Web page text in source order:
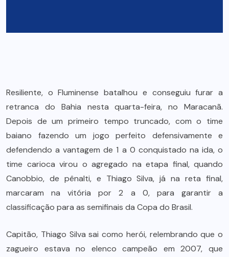
Resiliente, o Fluminense batalhou e conseguiu furar a
retranca do Bahia nesta quarta-feira, no Maracanã.
Depois de um primeiro tempo truncado, com o time
baiano fazendo um jogo perfeito defensivamente e
defendendo a vantagem de 1 a 0 conquistado na ida, o
time carioca virou o agregado na etapa final, quando
Canobbio, de pênalti, e Thiago Silva, já na reta final,
marcaram na vitória por 2 a 0, para garantir a
classificação para as semifinais da Copa do Brasil.
Capitão, Thiago Silva sai como herói, relembrando que o
zagueiro estava no elenco campeão em 2007, que